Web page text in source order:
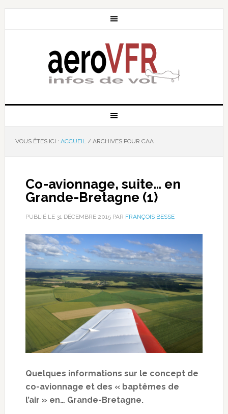
VOUS ÊTES ICI : ACCUEIL /ARCHIVES POUR CAA
Co-avionnage, suite… en
Grande-Bretagne (1)
PUBLIÉ LE 31 DÉCEMBRE 2015PAR FRANÇOIS BESSE
Quelques informations sur le concept de
co-avionnage et des « baptêmes de
l’air » en… Grande-Bretagne.